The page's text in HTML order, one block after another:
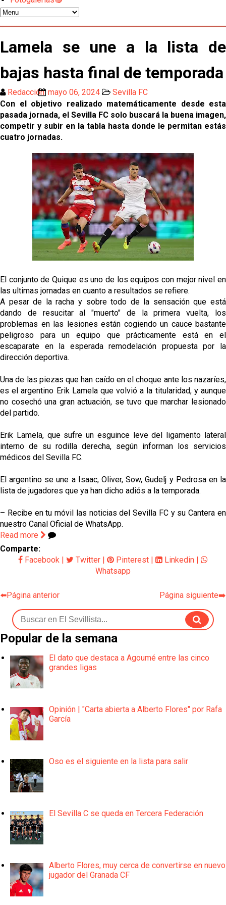
mercado
OFICIAL | Juanlu se marcha al Bournemouth
marcha de Juanlu
Alberto Flores, muy cerca de convertirse en nuevo
jugador del Granada CF
El Granada negocia con el Sevilla FC por Alberto
Flores
El Sevilla continúa con despidos y rechaza una
oferta de 420 millones por el club
El Sevilla mueve ficha por Robbie Ure: la opción 'A'
para el ataque nervionense
Los contratiempos para García Plaza por la mala
gestión de un inválido Consejo
El Sevilla C se queda en Tercera Federación
Análisis | El Sevilla FC cierra una pretemporada de
contrastes antes del inicio de LaLiga
Joan Jordán cerca de salir del Sevilla FC
Apuesta por la juventud y las ideas claras: el once
que perfila el Sevilla FC para el debut liguero
Lamela se une a la lista de
bajas hasta final de temporada
Redacción mayo 06, 2024
Sevilla FC
Con el objetivo realizado matemáticamente desde esta
pasada jornada, el Sevilla FC solo buscará la buena imagen,
competir y subir en la tabla hasta donde le permitan estás
cuatro jornadas.
El conjunto de Quique es uno de los equipos con mejor nivel en
las ultimas jornadas en cuanto a resultados se refiere.
A pesar de la racha y sobre todo de la sensación que está
dando de resucitar al "muerto" de la primera vuelta, los
problemas en las lesiones están cogiendo un cauce bastante
peligroso para un equipo que prácticamente está en el
escaparate en la esperada remodelación propuesta por la
dirección deportiva.
Una de las piezas que han caído en el choque ante los nazaríes,
es el argentino Erik Lamela que volvió a la titularidad, y aunque
no cosechó una gran actuación, se tuvo que marchar lesionado
del partido.
Erik Lamela, que sufre un esguince leve del ligamento lateral
interno de su rodilla derecha, según informan los servicios
médicos del Sevilla FC.
El argentino se une a Isaac, Oliver, Sow, Gudelj y Pedrosa en la
lista de jugadores que ya han dicho adiós a la temporada.
– Recibe en tu móvil las noticias del Sevilla FC y su Cantera en
nuestro Canal Oficial de WhatsApp.
Read more
Comparte:
Facebook
Twitter Pinterest Linkedin
Whatsapp
⬅️Página anterior Página siguiente➡️
Popular de la semana
El dato que destaca a Agoumé entre las cinco
grandes ligas
Opinión | "Carta abierta a Alberto Flores" por Rafa
García
Oso es el siguiente en la lista para salir
El Sevilla C se queda en Tercera Federación
Alberto Flores, muy cerca de convertirse en nuevo
jugador del Granada CF